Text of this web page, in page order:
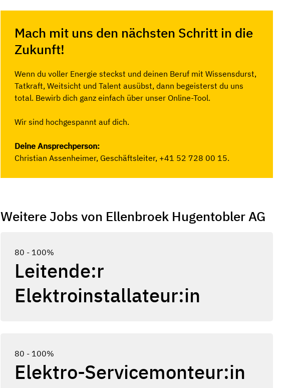
Mach mit uns den nächsten Schritt in die
Zukunft!
Wenn du voller Energie steckst und deinen Beruf mit Wissensdurst,
Tatkraft, Weitsicht und Talent ausübst, dann begeisterst du uns
total. Bewirb dich ganz einfach über unser Online-Tool.
Wir sind hochgespannt auf dich.
Deine Ansprechperson:
Christian Assenheimer, Geschäftsleiter, +41 52 728 00 15.
Weitere Jobs von Ellenbroek Hugentobler AG
80 - 100%
Leitende:r
Elektroinstallateur:in
80 - 100%
Elektro-Servicemonteur:in